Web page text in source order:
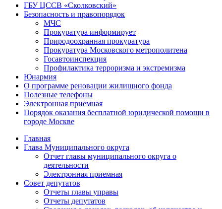
ГБУ ЦССВ «Сколковский»
Безопасность и правопорядок
МЧС
Прокуратура информирует
Природоохранная прокуратура
Прокуратура Московского метрополитена
Госавтоинспекция
Профилактика терроризма и экстремизма
Юнармия
О программе реновации жилищного фонда
Полезные телефоны
Электронная приемная
Порядок оказания бесплатной юридической помощи в
городе Москве
Главная
Глава Муниципального округа
Отчет главы муниципального округа о
деятельности
Электронная приемная
Совет депутатов
Отчеты главы управы
Отчеты депутатов